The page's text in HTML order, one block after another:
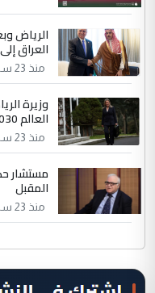
الرياض
العراق
منذ 23 ساعة
وزيرة
العالم 2030 في إسبانيا
منذ 23 ساعة
مستشار
المقبل
منذ 23 ساعة